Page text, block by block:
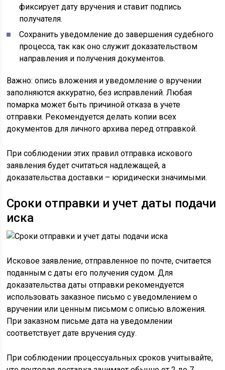
фиксирует дату вручения и ставит подпись
получателя.
Сохранить уведомление до завершения судебного
процесса, так как оно служит доказательством
направления и получения документов.
Важно: опись вложения и уведомление о вручении
заполняются аккуратно, без исправлений. Любая
помарка может быть причиной отказа в учете
отправки. Рекомендуется делать копии всех
документов для личного архива перед отправкой.
При соблюдении этих правил отправка искового
заявления будет считаться надлежащей, а
доказательства доставки – юридически значимыми.
Сроки отправки и учет даты подачи
иска
Исковое заявление, отправленное по почте, считается
поданным с даты его получения судом. Для
доказательства даты отправки рекомендуется
использовать заказное письмо с уведомлением о
вручении или ценным письмом с описью вложения.
При заказном письме дата на уведомлении
соответствует дате вручения суду.
При соблюдении процессуальных сроков учитывайте,